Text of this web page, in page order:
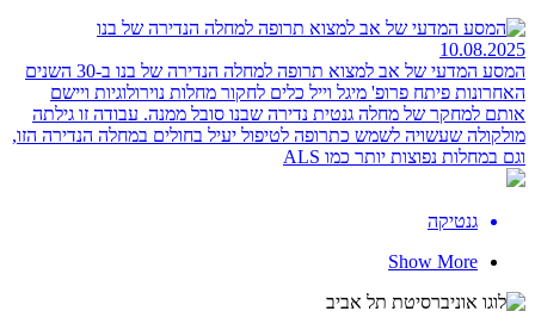
10.08.2025
המסע המדעי של אב למצוא תרופה למחלה הנדירה של בנו
ב-30 השנים
האחרונות פיתח פרופ' מיגל וייל כלים לחקור מחלות נוירולוגיות ויישם
אותם למחקר של מחלה גנטית נדירה שבנו סובל ממנה. עבודה זו גילתה
מולקולה שעשויה לשמש כתרופה לטיפול יעיל בחולים במחלה הנדירה הזו,
וגם במחלות נפוצות יותר כמו ALS
גנטיקה
Show More